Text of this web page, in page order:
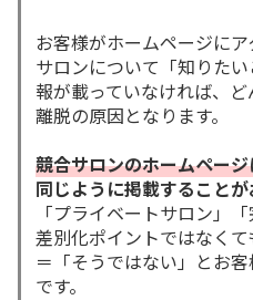
お客様がホームページに
サロンについて「知りた
報が載っていなければ、
離脱の原因となります。
競合サロンのホームペー
同じように掲載することが
「プライベートサロン」
差別化ポイントではなくて
＝「そうではない」とお
です。